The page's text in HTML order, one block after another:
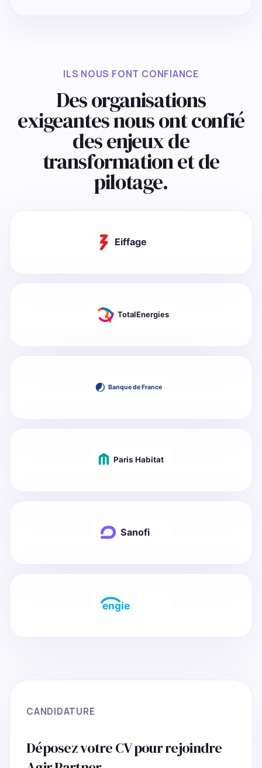
ILS NOUS FONT CONFIANCE
Des organisations
exigeantes nous ont confié
des enjeux de
transformation et de
pilotage.
CANDIDATURE
Déposez votre CV pour rejoindre